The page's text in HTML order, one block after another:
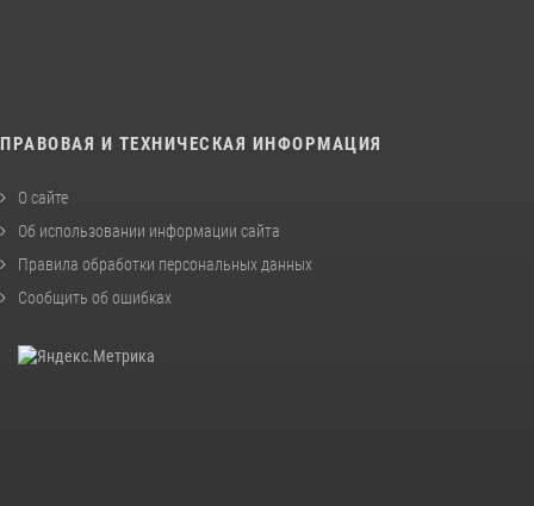
ПРАВОВАЯ И ТЕХНИЧЕСКАЯ ИНФОРМАЦИЯ
О сайте
Об использовании информации сайта
Правила обработки персональных данных
Сообщить об ошибках